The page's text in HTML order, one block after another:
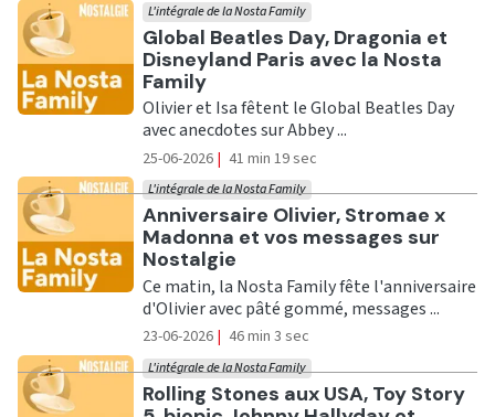
Ecouter
Global Beatles Day, Dragonia et
Disneyland Paris avec la Nosta
Family
L'intégrale de la Nosta Family
Olivier et Isa fêtent le Global Beatles Day
avec anecdotes sur Abbey ...
25-06-2026 | 41 min 19 sec
Ecouter
Anniversaire Olivier, Stromae x
Madonna et vos messages sur
Nostalgie
L'intégrale de la Nosta Family
Ce matin, la Nosta Family fête l'anniversaire
d'Olivier avec pâté gommé, messages ...
23-06-2026 | 46 min 3 sec
Ecouter
Rolling Stones aux USA, Toy Story
L'intégrale de la Nosta Family